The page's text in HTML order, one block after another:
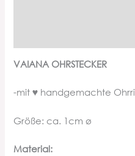
VAIANA OHRSTECKER
-mit ♥ handgemachte
Größe: ca. 1cm ø
Material: